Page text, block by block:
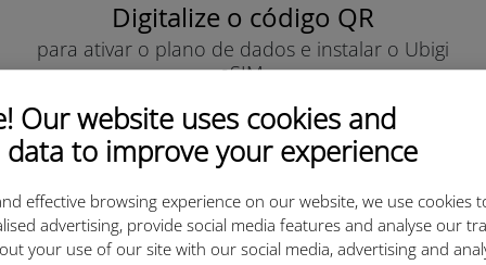
Our website uses cookies and
data to improve your experience
effective browsing experience on our website, we use cookies
advertising, provide social media features and analyse our
your use of our site with our social media, advertising and
Digitalize o código QR
para ativar o plano de dados e instalar o Ubigi
eSIM.